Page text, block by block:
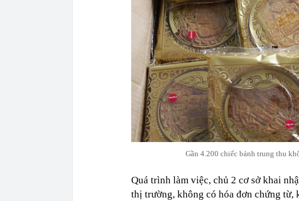
Gần 4.200 chiếc bánh trung thu
Quá trình làm việc, chủ 2 cơ sở khai
thị trường, không có hóa đơn chứng